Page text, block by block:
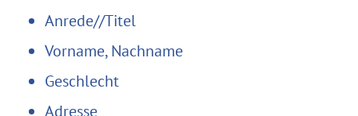
Anrede//Titel
Vorname, Nachname
Geschlecht
Adresse